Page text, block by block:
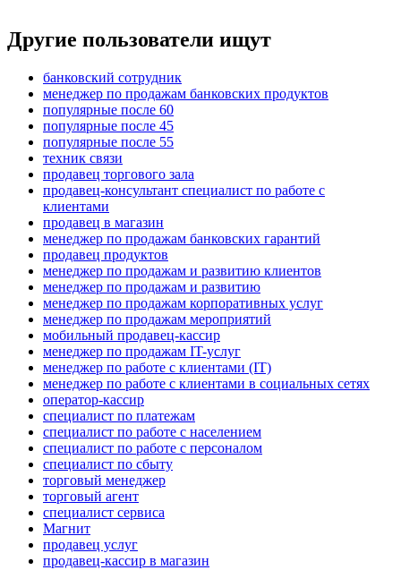
Другие пользователи ищут
банковский сотрудник
менеджер по продажам банковских продуктов
популярные после 60
популярные после 45
популярные после 55
техник связи
продавец торгового зала
продавец-консультант специалист по работе с
клиентами
продавец в магазин
менеджер по продажам банковских гарантий
продавец продуктов
менеджер по продажам и развитию клиентов
менеджер по продажам и развитию
менеджер по продажам корпоративных услуг
менеджер по продажам мероприятий
мобильный продавец-кассир
менеджер по продажам IT-услуг
менеджер по работе с клиентами (IT)
менеджер по работе с клиентами в социальных сетях
оператор-кассир
специалист по платежам
специалист по работе с населением
специалист по работе с персоналом
специалист по сбыту
торговый менеджер
торговый агент
специалист сервиса
Магнит
продавец услуг
продавец-кассир в магазин